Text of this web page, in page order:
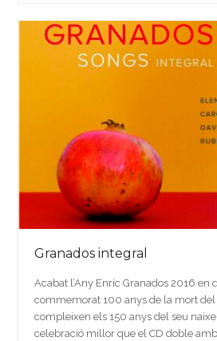
Granados integral
Acabat l’Any Enric Granados 2016 en
commemorat 100 anys de la mort del
compleixen els 150 anys del seu
celebració millor que el CD doble